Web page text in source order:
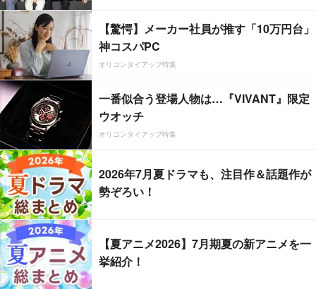
【驚愕】メーカー社員が推す「10万円台」
神コスパPC
オリコンタイアップ特集
一番似合う登場人物は…『VIVANT』限定
ウオッチ
オリコンタイアップ特集
2026年7月夏ドラマも、注目作＆話題作が
勢ぞろい！
【夏アニメ2026】7月期夏の新アニメを一
挙紹介！